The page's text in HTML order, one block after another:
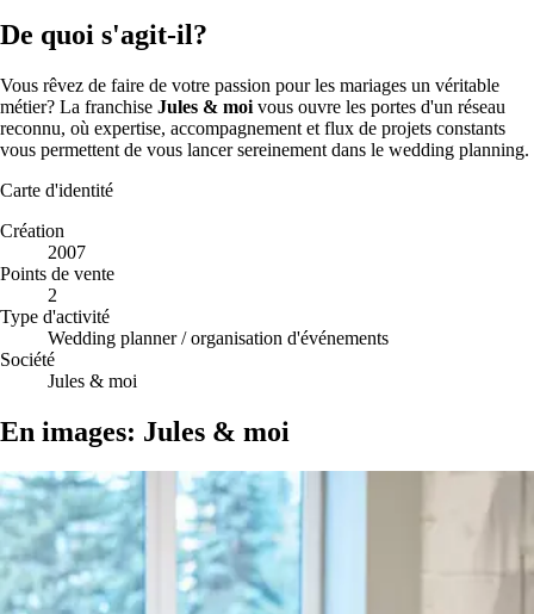
De quoi s'agit-il?
Vous rêvez de faire de votre passion pour les mariages un véritable
métier? La franchise Jules & moi vous ouvre les portes d'un réseau
reconnu, où expertise, accompagnement et flux de projets constants
vous permettent de vous lancer sereinement dans le wedding planning.
Carte d'identité
Création
2007
Points de vente
2
Type d'activité
Wedding planner / organisation d'événements
Société
Jules & moi
En images: Jules & moi